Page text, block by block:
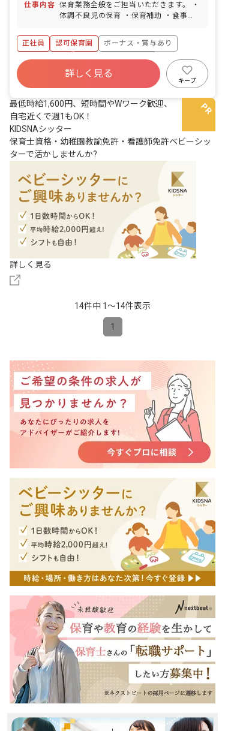
仕事内容 保育業務全般をご担当いただきます。 ・
体調不良児の保育 ・保育補助 ・食事の
寝や遊んでいる園児の見守り ■園児年齢
層：0～5歳児
正社員 認可保育園
ボーナス・賞与あり
社会保険完備
有給
昇給昇進あり
産休育休制度
車通勤可
詳しく見る
キープ
最低時給1,600円、短時間やWワーク歓迎、
自宅近くで週1もOK！
KIDSNAシッター
保育士資格・幼稚園教諭免許・看護師免許ベビーシッ
ターで活かしませんか?
詳しく見る
14件中 1〜14件表示
1